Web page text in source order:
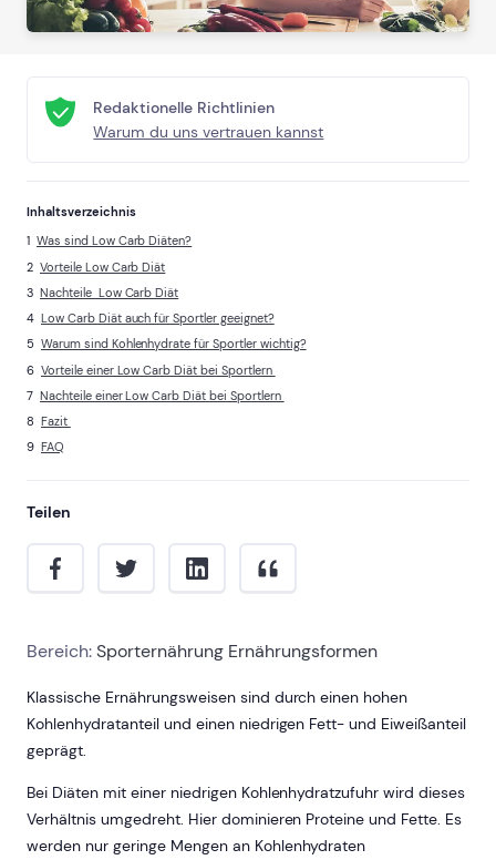
Redaktionelle Richtlinien
Warum du uns vertrauen kannst
Inhaltsverzeichnis
Was sind Low Carb Diäten?
Vorteile Low Carb Diät
Nachteile Low Carb Diät
Low Carb Diät auch für Sportler geeignet?
Warum sind Kohlenhydrate für Sportler wichtig?
Vorteile einer Low Carb Diät bei Sportlern
Nachteile einer Low Carb Diät bei Sportlern
Fazit
FAQ
Teilen
Bereich:Sporternährung Ernährungsformen
Klassische Ernährungsweisen sind durch einen hohen
Kohlenhydratanteil und einen niedrigen Fett- und Eiweißanteil
geprägt.
Bei Diäten mit einer niedrigen Kohlenhydratzufuhr wird dieses
Verhältnis umgedreht. Hier dominieren Proteine und Fette. Es
werden nur geringe Mengen an Kohlenhydraten